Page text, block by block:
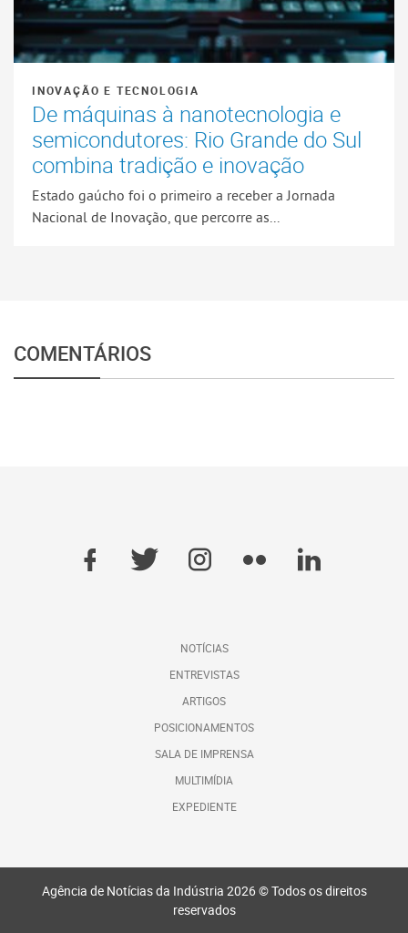
INOVAÇÃO E TECNOLOGIA
De máquinas à nanotecnologia e
semicondutores: Rio Grande do Sul
combina tradição e inovação
Estado gaúcho foi o primeiro a receber a Jornada
Nacional de Inovação, que percorre as...
COMENTÁRIOS
NOTÍCIAS
ENTREVISTAS
ARTIGOS
POSICIONAMENTOS
SALA DE IMPRENSA
MULTIMÍDIA
EXPEDIENTE
Agência de Notícias da Indústria 2026 © Todos os direitos
reservados